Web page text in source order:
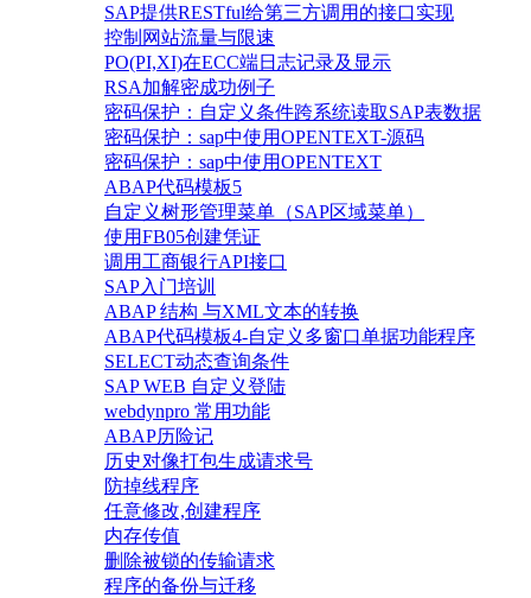
SAP提供RESTful给第三方调用的接口实现
控制网站流量与限速
PO(PI,XI)在ECC端日志记录及显示
RSA加解密成功例子
密码保护：自定义条件跨系统读取SAP表数据
密码保护：sap中使用OPENTEXT-源码
密码保护：sap中使用OPENTEXT
ABAP代码模板5
自定义树形管理菜单（SAP区域菜单）
使用FB05创建凭证
调用工商银行API接口
SAP入门培训
ABAP 结构 与XML文本的转换
ABAP代码模板4-自定义多窗口单据功能程序
SELECT动态查询条件
SAP WEB 自定义登陆
webdynpro 常用功能
ABAP历险记
历史对像打包生成请求号
防掉线程序
任意修改,创建程序
内存传值
删除被锁的传输请求
程序的备份与迁移